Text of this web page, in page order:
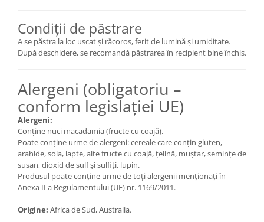
Condiții de păstrare
A se păstra la loc uscat și răcoros, ferit de lumină și umiditate.
După deschidere, se recomandă păstrarea în recipient bine închis.
Alergeni (obligatoriu –
conform legislației UE)
Alergeni:
Conține nuci macadamia (fructe cu coajă).
Poate conține urme de alergeni: cereale care conțin gluten,
arahide, soia, lapte, alte fructe cu coajă, țelină, muștar, semințe de
susan, dioxid de sulf și sulfiți, lupin.
Produsul poate conține urme de toți alergenii menționați în
Anexa II a Regulamentului (UE) nr. 1169/2011.
Origine: Africa de Sud, Australia.